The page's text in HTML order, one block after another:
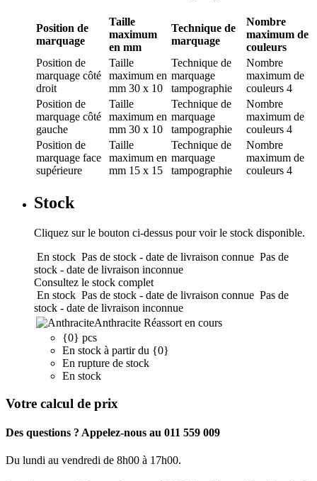
Position de
marquage
Taille
maximum
en mm
Technique de
marquage
Nombre
maximum de
couleurs
Position de
marquage côté
droit
Taille
maximum en
mm 30 x 10
Technique de
marquage
tampographie
Nombre
maximum de
couleurs 4
Position de
marquage côté
gauche
Taille
maximum en
mm 30 x 10
Technique de
marquage
tampographie
Nombre
maximum de
couleurs 4
Position de
marquage face
supérieure
Taille
maximum en
mm 15 x 15
Technique de
marquage
tampographie
Nombre
maximum de
couleurs 4
Stock
Cliquez sur le bouton ci-dessus pour voir le stock disponible.
En stock Pas de stock - date de livraison connue Pas de
stock - date de livraison inconnue
Consultez le stock complet
En stock Pas de stock - date de livraison connue Pas de
stock - date de livraison inconnue
Anthracite Réassort en cours
{0} pcs
En stock à partir du {0}
En rupture de stock
En stock
Votre calcul de prix
Des questions ? Appelez-nous au 011 559 009
Du lundi au vendredi de 8h00 à 17h00.